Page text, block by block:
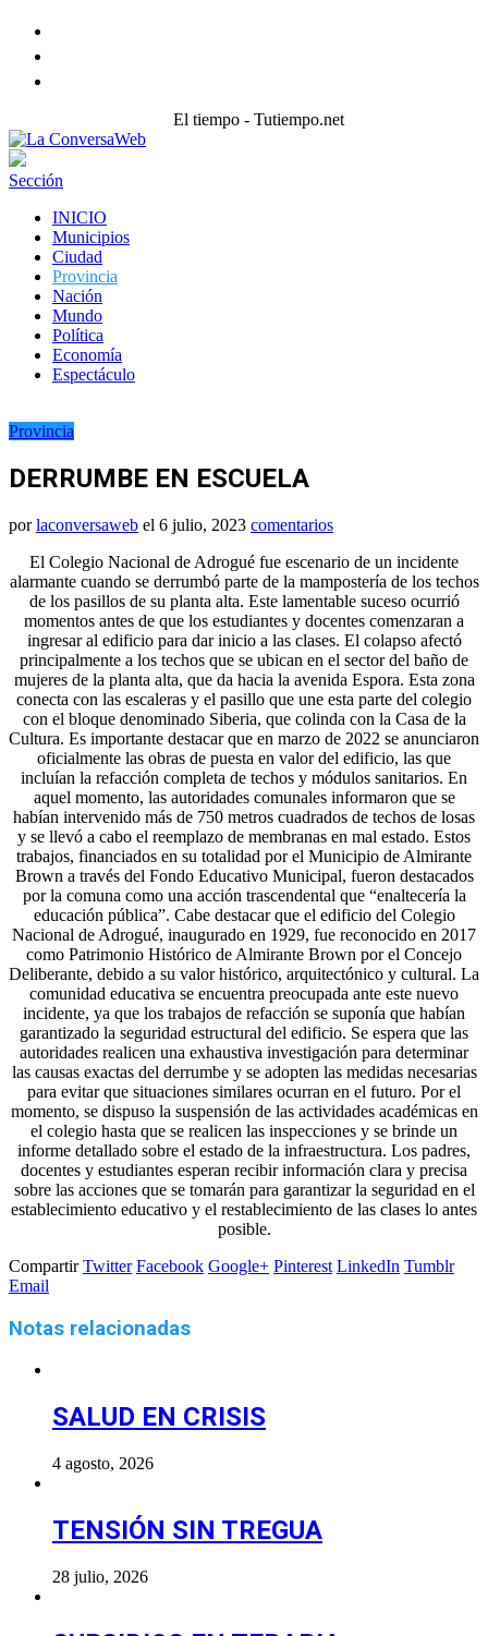
El tiempo - Tutiempo.net
Sección
INICIO
Municipios
Ciudad
Provincia
Nación
Mundo
Política
Economía
Espectáculo
Provincia
DERRUMBE EN ESCUELA
porlaconversaweb el 6 julio, 2023 comentarios
El Colegio Nacional de Adrogué fue escenario de un incidente
alarmante cuando se derrumbó parte de la mampostería de los techos
de los pasillos de su planta alta. Este lamentable suceso ocurrió
momentos antes de que los estudiantes y docentes comenzaran a
ingresar al edificio para dar inicio a las clases. El colapso afectó
principalmente a los techos que se ubican en el sector del baño de
mujeres de la planta alta, que da hacia la avenida Espora. Esta zona
conecta con las escaleras y el pasillo que une esta parte del colegio
con el bloque denominado Siberia, que colinda con la Casa de la
Cultura. Es importante destacar que en marzo de 2022 se anunciaron
oficialmente las obras de puesta en valor del edificio, las que
incluían la refacción completa de techos y módulos sanitarios. En
aquel momento, las autoridades comunales informaron que se
habían intervenido más de 750 metros cuadrados de techos de losas
y se llevó a cabo el reemplazo de membranas en mal estado. Estos
trabajos, financiados en su totalidad por el Municipio de Almirante
Brown a través del Fondo Educativo Municipal, fueron destacados
por la comuna como una acción trascendental que “enaltecería la
educación pública”. Cabe destacar que el edificio del Colegio
Nacional de Adrogué, inaugurado en 1929, fue reconocido en 2017
como Patrimonio Histórico de Almirante Brown por el Concejo
Deliberante, debido a su valor histórico, arquitectónico y cultural. La
comunidad educativa se encuentra preocupada ante este nuevo
incidente, ya que los trabajos de refacción se suponía que habían
garantizado la seguridad estructural del edificio. Se espera que las
autoridades realicen una exhaustiva investigación para determinar
las causas exactas del derrumbe y se adopten las medidas necesarias
para evitar que situaciones similares ocurran en el futuro. Por el
momento, se dispuso la suspensión de las actividades académicas en
el colegio hasta que se realicen las inspecciones y se brinde un
informe detallado sobre el estado de la infraestructura. Los padres,
docentes y estudiantes esperan recibir información clara y precisa
sobre las acciones que se tomarán para garantizar la seguridad en el
establecimiento educativo y el restablecimiento de las clases lo antes
posible.
Compartir Twitter Facebook Google+ Pinterest LinkedIn Tumblr
Email
Notas relacionadas
SALUD EN CRISIS
4 agosto, 2026
TENSIÓN SIN TREGUA
28 julio, 2026